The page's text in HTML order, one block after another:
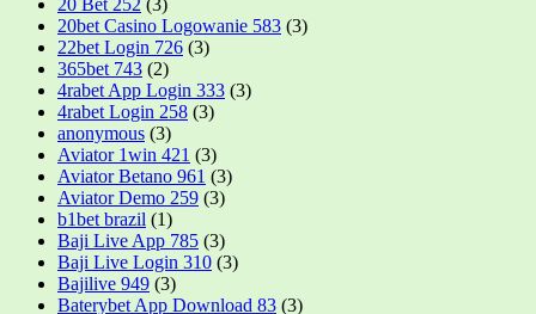
20bet Casino Logowanie 583 (3)
22bet Login 726 (3)
365bet 743 (2)
4rabet App Login 333 (3)
4rabet Login 258 (3)
anonymous (3)
Aviator 1win 421 (3)
Aviator Betano 961 (3)
Aviator Demo 259 (3)
b1bet brazil (1)
Baji Live App 785 (3)
Baji Live Login 310 (3)
Bajilive 949 (3)
Baterybet App Download 83 (3)